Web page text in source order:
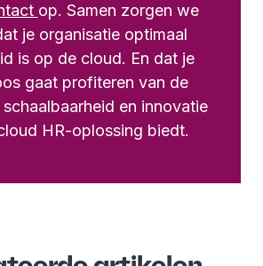
op. Samen zorgen we
je organisatie optimaal
is op de cloud. En dat je
gaat profiteren van de
en innovatie
HR-oplossing biedt.